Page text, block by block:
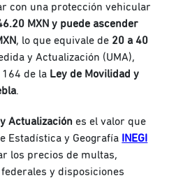
con una protección vehicular
MXN y puede ascender
, lo que equivale de 20 a 40
y Actualización (UMA),
de la Ley de Movilidad y
.
Actualización es el valor que
Estadística y Geografía INEGI
los precios de multas,
y disposiciones